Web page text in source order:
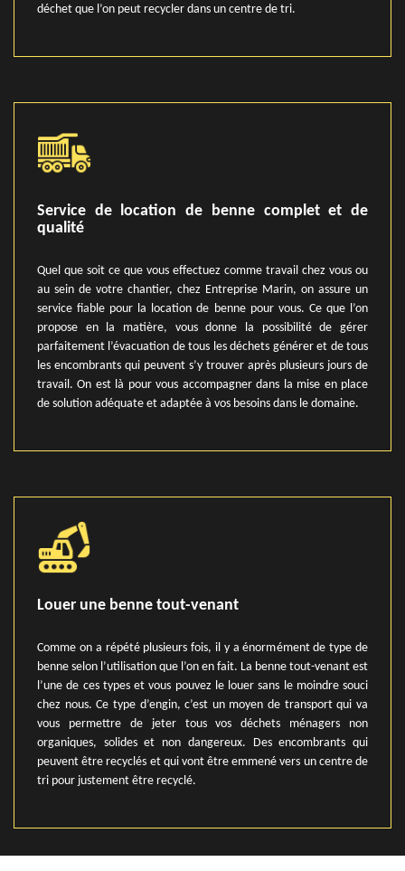
déchet que l’on peut recycler dans un centre de tri.
Service de location de benne complet et de
qualité
Quel que soit ce que vous effectuez comme travail chez vous ou
au sein de votre chantier, chez Entreprise Marin, on assure un
service fiable pour la location de benne pour vous. Ce que l’on
propose en la matière, vous donne la possibilité de gérer
parfaitement l’évacuation de tous les déchets générer et de tous
les encombrants qui peuvent s’y trouver après plusieurs jours de
travail. On est là pour vous accompagner dans la mise en place
de solution adéquate et adaptée à vos besoins dans le domaine.
Louer une benne tout-venant
Comme on a répété plusieurs fois, il y a énormément de type de
benne selon l’utilisation que l’on en fait. La benne tout-venant est
l’une de ces types et vous pouvez le louer sans le moindre souci
chez nous. Ce type d’engin, c’est un moyen de transport qui va
vous permettre de jeter tous vos déchets ménagers non
organiques, solides et non dangereux. Des encombrants qui
peuvent être recyclés et qui vont être emmené vers un centre de
tri pour justement être recyclé.